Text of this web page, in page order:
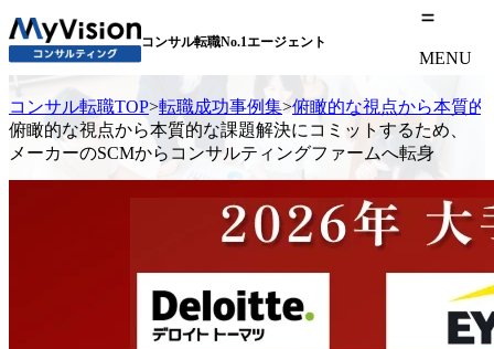
コンサル転職No.1エージェント
MENU
コンサル転職TOP>転職成功事例集>俯瞰的な視点から本質的
俯瞰的な視点から本質的な課題解決にコミットするため、
メーカーのSCMからコンサルティングファームへ転身